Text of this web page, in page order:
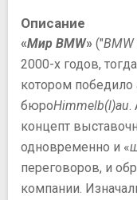
Описание
«Мир BMW» ("BMW
2000-х годов,
котором победило
бюроHimmelb(l)au
концепт
одновременно и «
переговоров, и
компании.